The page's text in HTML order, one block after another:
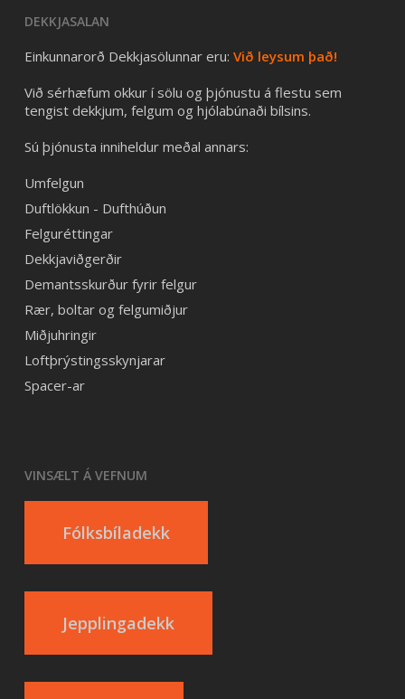
DEKKJASALAN
Einkunnarorð Dekkjasölunnar eru: Við leysum það!
Við sérhæfum okkur í sölu og þjónustu á flestu sem
tengist dekkjum, felgum og hjólabúnaði bílsins.
Sú þjónusta inniheldur meðal annars:
Umfelgun
Duftlökkun - Dufthúðun
Felguréttingar
Dekkjaviðgerðir
Demantsskurður fyrir felgur
Rær, boltar og felgumiðjur
Miðjuhringir
Loftþrýstingsskynjarar
Spacer-ar
VINSÆLT Á VEFNUM
Fólksbíladekk
Jepplingadekk